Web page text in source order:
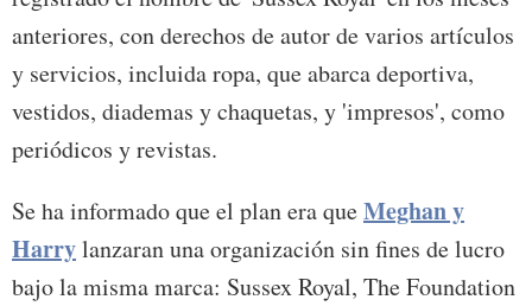
anteriores, con derechos de autor de varios artículos
y servicios, incluida ropa, que abarca deportiva,
vestidos, diademas y chaquetas, y 'impresos', como
periódicos y revistas.
Se ha informado que el plan era queMeghan y
Harrylanzaran una organización sin fines de lucro
bajo la misma marca: Sussex Royal, The Foundation